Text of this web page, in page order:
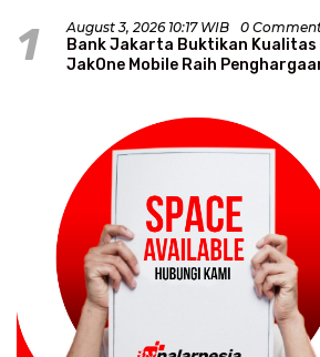
1 August 3, 2026 10:17 WIB 0
Bank Jakarta Buktikan
JakOne Mobile Raih